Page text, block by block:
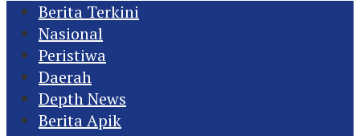
Berita Terkini
Nasional
Peristiwa
Daerah
Depth News
Berita Apik